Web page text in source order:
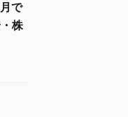
で
株